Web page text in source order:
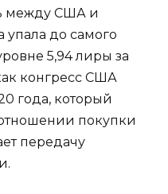
между США и
упала до самого
5,94 лиры за
конгресс США
года, который
покупки
передачу